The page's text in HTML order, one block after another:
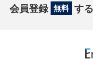
会員登録 無料 す